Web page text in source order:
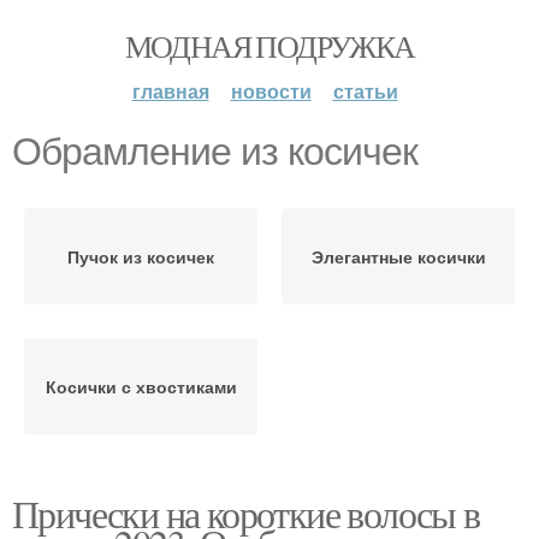
МОДНАЯ ПОДРУЖКА
главная новости статьи
Обрамление из косичек
Пучок из косичек Элегантные косички
Косички с хвостиками
Прически на короткие волосы в